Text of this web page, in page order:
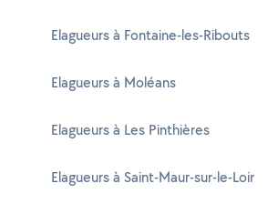
Elagueurs à Fontaine-les-Ribouts
Elagueurs à Moléans
Elagueurs à Les Pinthières
Elagueurs à Saint-Maur-sur-le-Loir